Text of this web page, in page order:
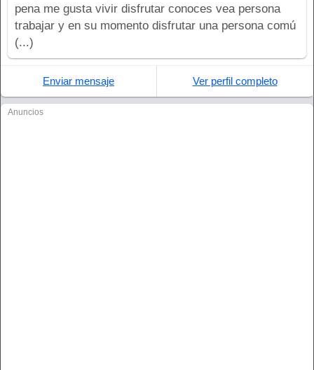
pena me gusta vivir disfrutar conoces vea persona
trabajar y en su momento disfrutar una persona comú
(...)
Enviar mensaje Ver perfil completo
Anuncios